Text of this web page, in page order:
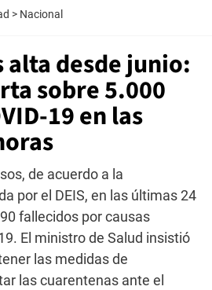
> Nacional
alta desde junio:
sobre 5.000
19 en las
de acuerdo a la
por el DEIS, en las últimas 24
fallecidos por causas
El ministro de Salud insistió
las medidas de
las cuarentenas ante el